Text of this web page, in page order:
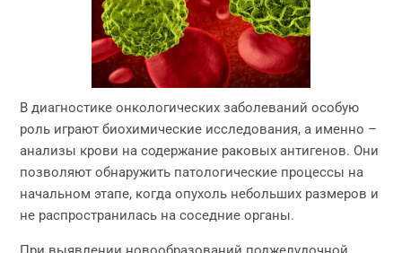
В диагностике онкологических заболеваний особую
роль играют биохимические исследования, а именно –
анализы крови на содержание раковых антигенов. Они
позволяют обнаружить патологические процессы на
начальном этапе, когда опухоль небольших размеров и
не распространилась на соседние органы.